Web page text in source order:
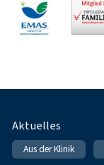
Fußnavigation
Aktuelles
Aus der Klinik